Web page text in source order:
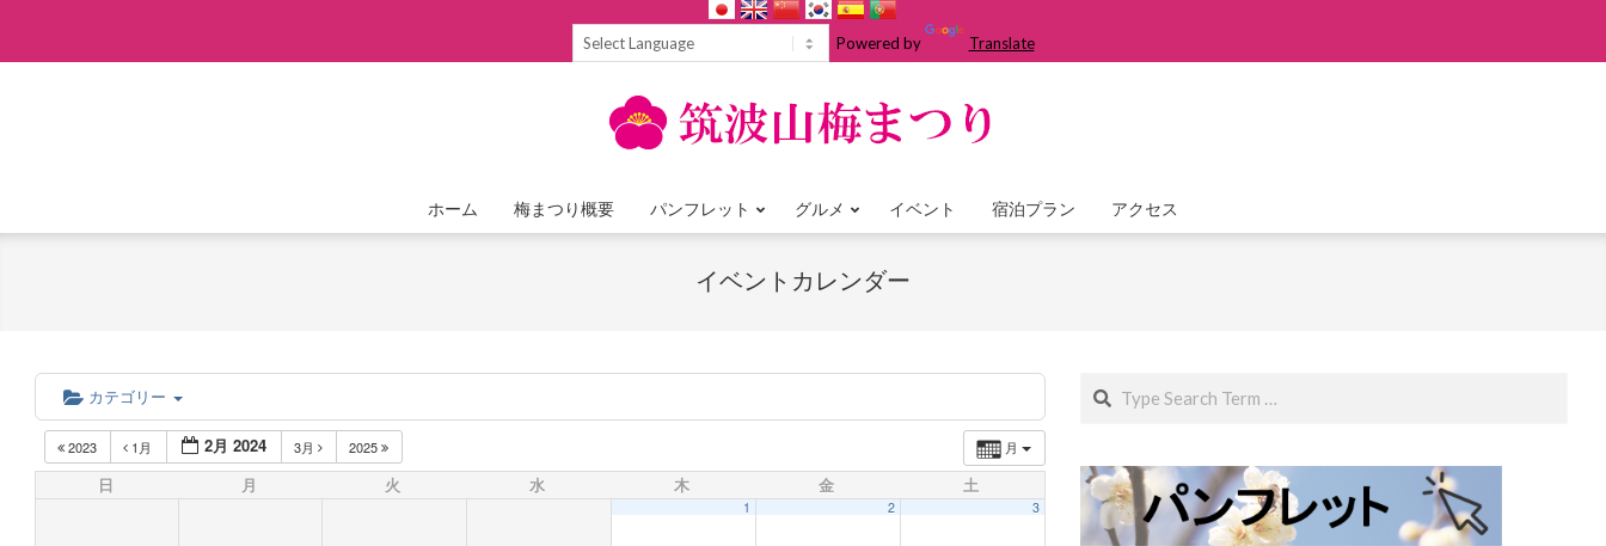
Powered by Translate
Primary
Menu
ホーム 梅まつり概要 パンフレット グルメ イベント 宿泊プラン アクセス
イベントカレンダー
カテゴリー
月
2023 1月 2月 2024 3月 2025
日 月 火 水 木 金 土
1 2 3
Search